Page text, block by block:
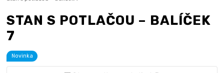
STAN S POTLAČOU – BALÍČEK
7
Novinka